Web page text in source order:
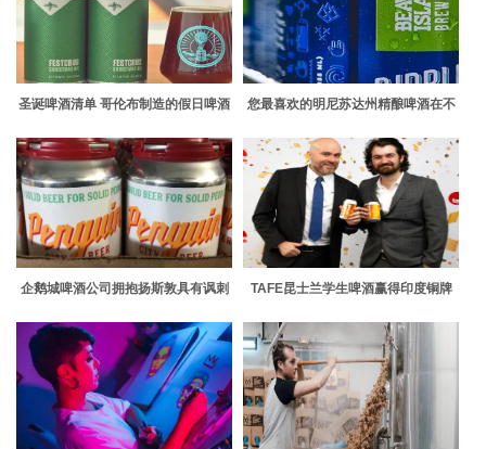
圣诞啤酒清单 哥伦布制造的假日啤酒
您最喜欢的明尼苏达州精酿啤酒在不
企鹅城啤酒公司拥抱扬斯敦具有讽刺
TAFE昆士兰学生啤酒赢得印度铜牌